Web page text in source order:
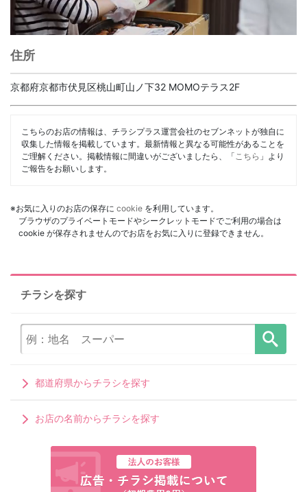
住所
京都府京都市伏見区桃山町山ノ下32 MOMOテラス2F
こちらのお店の情報は、チラシプラス運営会社のセブンネットが独自に
収集した情報を掲載しています。最新情報と異なる可能性があることを
ご理解ください。掲載情報に間違いがございましたら、「 こちら 」より
ご報告をお願いします。
※お気に入りのお店の保存に cookie を利用しています。
ブラウザのプライベートモードやシークレットモードでご利用の場合は
cookie が保存されませんのでお店をお気に入りに登録できません。
チラシを探す
都道府県からチラシを探す
お店の名前からチラシを探す